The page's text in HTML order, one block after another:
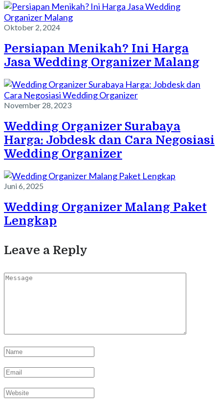
Oktober 2, 2024
Persiapan Menikah? Ini Harga
Jasa Wedding Organizer Malang
November 28, 2023
Wedding Organizer Surabaya
Harga: Jobdesk dan Cara Negosiasi
Wedding Organizer
Juni 6, 2025
Wedding Organizer Malang Paket
Lengkap
Leave a Reply